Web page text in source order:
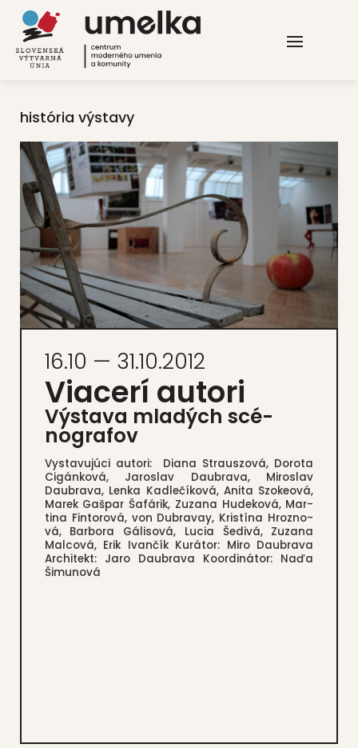
história výstavy
16.10 — 31.10.2012
Via­ce­rí auto­ri
Výsta­va mla­dých scé­
no­gra­fov
Vysta­vu­jú­ci auto­ri: Dia­na Straus­zo­vá, Doro­ta
Cigán­ko­vá, Jaro­slav Daub­ra­va, Miro­slav
Daub­ra­va, Len­ka Kad­le­čí­ko­vá, Ani­ta Szo­ke­ová,
Marek Gaš­par Šafá­rik, Zuza­na Hude­ko­vá, Mar­
ti­na Fin­to­ro­vá, von Dub­ra­vay, Kris­tí­na Hroz­no­
vá, Bar­bo­ra Gáli­so­vá, Lucia Šedi­vá, Zuza­na
Mal­co­vá, Erik Ivan­čík Kurá­tor: Miro Daub­ra­va
Archi­tekt: Jaro Daub­ra­va Koor­di­ná­tor: Naďa
Šimu­no­vá